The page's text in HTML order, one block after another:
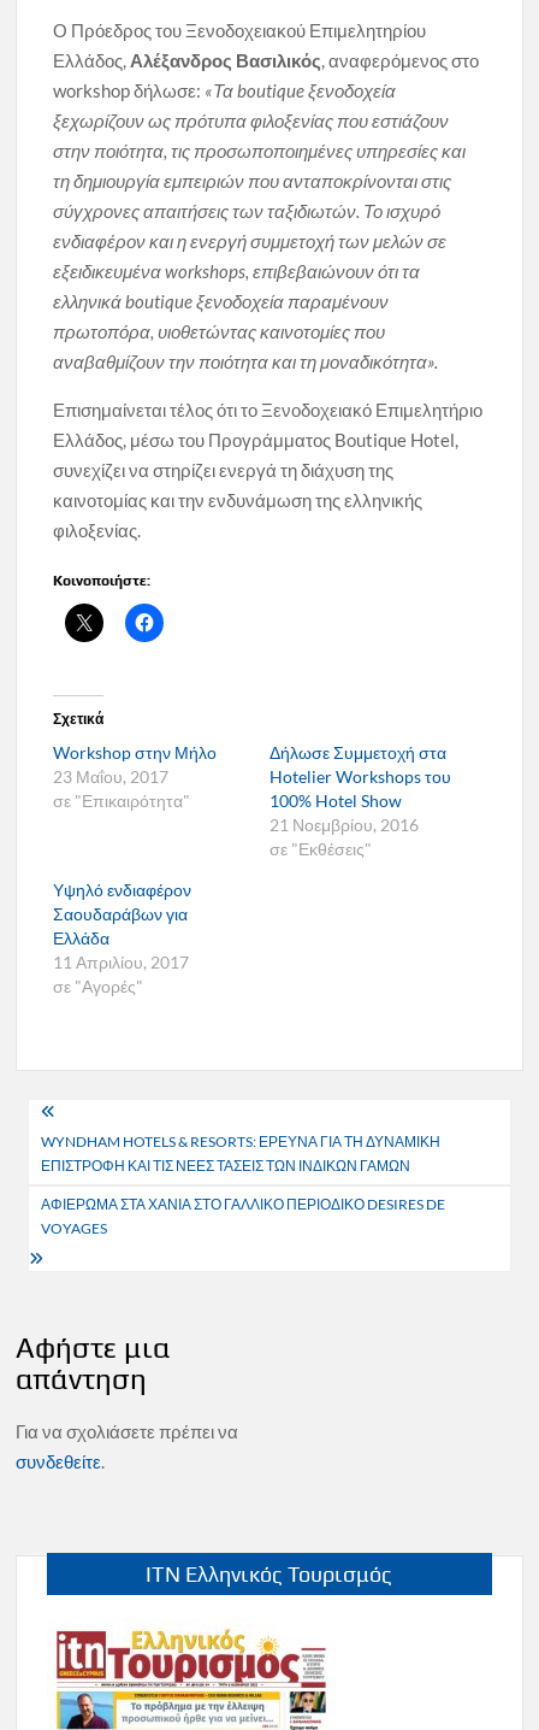
Ο Πρόεδρος του Ξενοδοχειακού Επιμελητηρίου
Ελλάδος, Αλέξανδρος Βασιλικός, αναφερόμενος στο
workshop δήλωσε: «Τα boutique ξενοδοχεία
ξεχωρίζουν ως πρότυπα φιλοξενίας που εστιάζουν
στην ποιότητα, τις προσωποποιημένες υπηρεσίες και
τη δημιουργία εμπειριών που ανταποκρίνονται στις
σύγχρονες απαιτήσεις των ταξιδιωτών. Το ισχυρό
ενδιαφέρον και η ενεργή συμμετοχή των μελών σε
εξειδικευμέναworkshops, επιβεβαιώνουν ότι τα
ελληνικά boutique ξενοδοχεία παραμένουν
πρωτοπόρα, υιοθετώντας καινοτομίες που
αναβαθμίζουν την ποιότητα και τη μοναδικότητα».
Επισημαίνεται τέλος ότι το Ξενοδοχειακό Επιμελητήριο
Ελλάδος, μέσω του Προγράμματος Boutique Hotel,
συνεχίζει να στηρίζει ενεργά τη διάχυση της
καινοτομίας και την ενδυνάμωση της ελληνικής
φιλοξενίας.
Κοινοποιήστε:
Σχετικά
Workshop στην Μήλο
23 Μαΐου, 2017
σε "Επικαιρότητα"
Δήλωσε Συμμετοχή στα
Hotelier Workshops του
100% Hotel Show
21 Νοεμβρίου, 2016
σε "Εκθέσεις"
Υψηλό ενδιαφέρον
Σαουδαράβων για
Ελλάδα
11 Απριλίου, 2017
σε "Αγορές"
Πλοήγηση
άρθρων
WYNDHAM HOTELS & RESORTS: ΕΡΕΥΝΑ ΓΙΑ ΤΗ ΔΥΝΑΜΙΚΗ
ΕΠΙΣΤΡΟΦΗ ΚΑΙ ΤΙΣ ΝΕΕΣ ΤΑΣΕΙΣ ΤΩΝ ΙΝΔΙΚΩΝ ΓΑΜΩΝ
ΑΦΙΕΡΩΜΑ ΣΤΑ ΧΑΝΙΑ ΣΤΟ ΓΑΛΛΙΚΟ ΠΕΡΙΟΔΙΚΟ DESIRES DE
VOYAGES
Αφήστε μια
απάντηση
Για να σχολιάσετε πρέπει να
συνδεθείτε.
ITN Ελληνικός Τουρισμός